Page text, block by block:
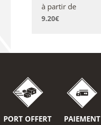
à partir de
9.20€
PORT OFFERT
PAIEMENT